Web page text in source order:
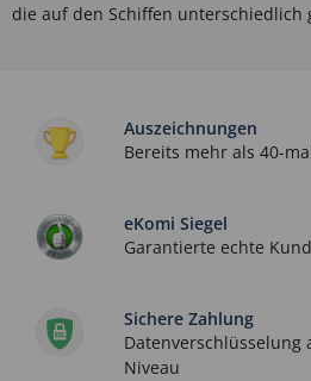
die auf den Schiffen unterschiedlich
Auszeichnungen
Bereits mehr als 40-
eKomi Siegel
Garantierte echte
Sichere Zahlung
Datenverschlüsselung
Niveau